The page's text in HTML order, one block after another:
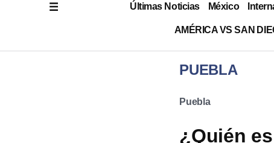
Últimas Noticias México
AMÉRICA VS SAN
PUEBLA
Puebla
¿Quién